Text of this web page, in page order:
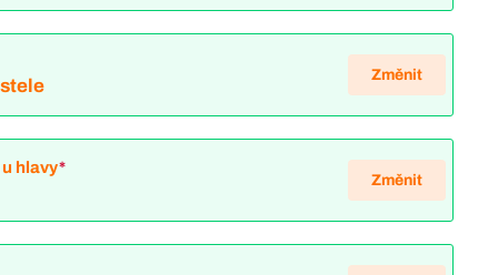
Změnit
hlavy*
Změnit